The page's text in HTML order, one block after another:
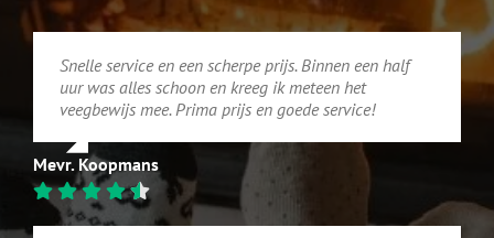
Snelle service en een scherpe prijs. Binnen een half
uur was alles schoon en kreeg ik meteen het
veegbewijs mee. Prima prijs en goede service!
Mevr. Koopmans